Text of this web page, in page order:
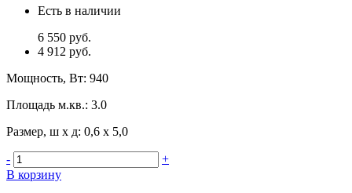
Есть в наличии
6 550 руб.
4 912 руб.
Мощность, Вт: 940
Площадь м.кв.: 3.0
Размер, ш х д: 0,6 х 5,0
-
+
В корзину